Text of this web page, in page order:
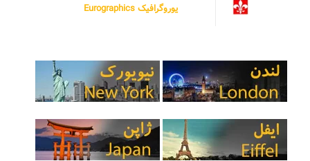
یوروگرافیک Eurographics